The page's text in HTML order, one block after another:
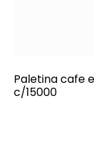
Paletina cafe
c/15000